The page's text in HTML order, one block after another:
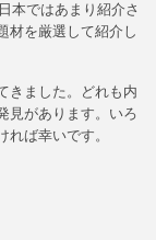
本ではあまり紹介さ
材を厳選して紹介し
きました。どれも内
見があります。いろ
ば幸いです。